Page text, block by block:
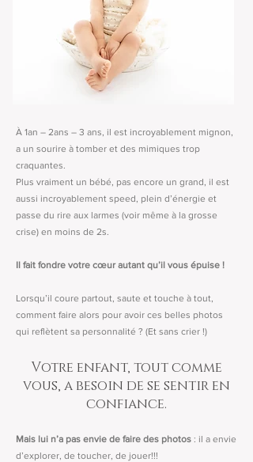
À 1an – 2ans – 3 ans, il est incroyablement mignon,
a un sourire à tomber et des mimiques trop
craquantes.
Plus vraiment un bébé, pas encore un grand, il est
aussi incroyablement speed, plein d’énergie et
passe du rire aux larmes (voir même à la grosse
crise) en moins de 2s.
Il fait fondre votre cœur autant qu’il vous épuise !
Lorsqu’il coure partout, saute et touche à tout,
comment faire alors pour avoir ces belles photos
qui reflètent sa personnalité ? (Et sans crier !)
Votre enfant, tout comme
vous, a besoin de se sentir en
confiance.
Mais lui n’a pas envie de faire des photos : il a envie
d’explorer, de toucher, de jouer!!!